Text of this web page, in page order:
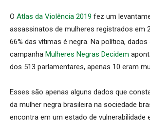
O Atlas da Violência 2019 fez um
assassinatos de mulheres registrados em
66% das vítimas é negra. Na política, dados
campanha Mulheres Negras Decidem
dos 513 parlamentares, apenas 10 eram
Esses são apenas alguns dados que
da mulher negra brasileira na sociedade
encontra em um estado de vulnerabilidade